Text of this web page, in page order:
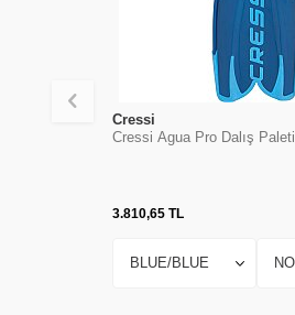
Cressi
Cressi Agua Pro Dalış Paleti
3.810,65 TL